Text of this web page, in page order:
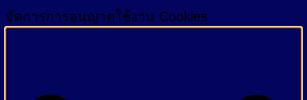
จัดการการอนุญาตใช้งาน Cookies